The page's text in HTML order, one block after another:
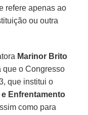
refere apenas ao
ou outra
Marinor Brito
que o Congresso
que institui o
Enfrentamento
como para